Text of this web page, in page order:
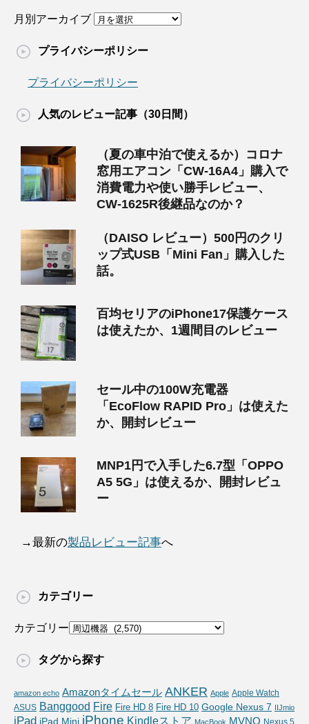
月別アーカイブ
プライバシーポリシー
プライバシーポリシー
人気のレビュー記事（30日間）
（夏の車中泊で使えるか）コロナ
窓用エアコン「CW-16A4」購入で
消費電力や使い勝手レビュー、
CW-1625R後継品なのか？
（DAISO レビュー）500円のクリ
ップ式USB「Mini Fan」購入した
話。
百均セリアのiPhone17保護ケース
は使えたか、1週間目のレビュー
セール中の100W充電器
「EcoFlow RAPID Pro」は使えた
か、開封レビュー
MNP1円で入手した6.7型「OPPO
A5 5G」は使えるか、開封レビュ
ー
→最新の製品レビュー記事へ
カテゴリー
カテゴリー
タグから探す
amazon echo Amazonタイムセール ANKER Apple Apple Watch
ASUS Banggood Fire Fire HD 8 Fire HD 10 Google Nexus 7 IIJmio
iPad iPad Mini iPhone Kindleストア MacBook MVNO Nexus 5